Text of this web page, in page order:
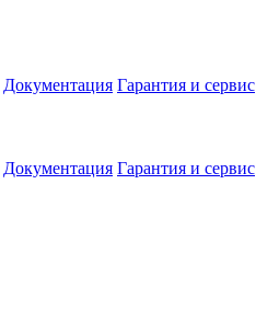
Документация Гарантия и сервис
Документация Гарантия и сервис